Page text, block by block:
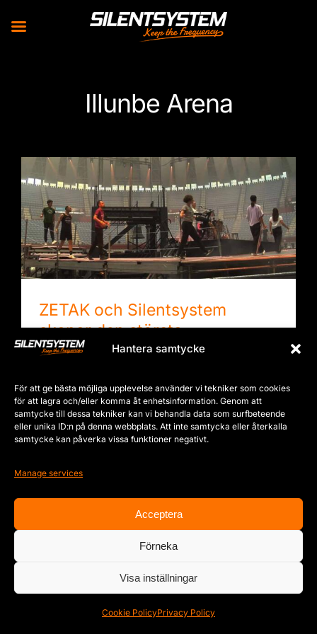
Hantera samtycke
För att ge bästa möjliga upplevelse använder vi tekniker som cookies
för att lagra och/eller komma åt enhetsinformation. Genom att
samtycke till dessa tekniker kan vi behandla data som surfbeteende
eller unika ID:n på denna webbplats. Att inte samtycka eller återkalla
samtycke kan påverka vissa funktioner negativt.
Manage services
Acceptera
Förneka
Visa inställningar
Cookie PolicyPrivacy Policy
Illunbe Arena
ZETAK och Silentsystem skapar den största
hörlurskonserten i historien
ZETAK och Silentsystem
skapar den största
hörlurskonserten i historien
2025 | Evenemang,Nyheter,Silentsystem